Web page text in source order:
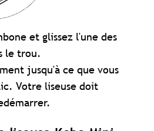
et glissez l'une des
le trou.
jusqu'à ce que vous
Votre liseuse doit